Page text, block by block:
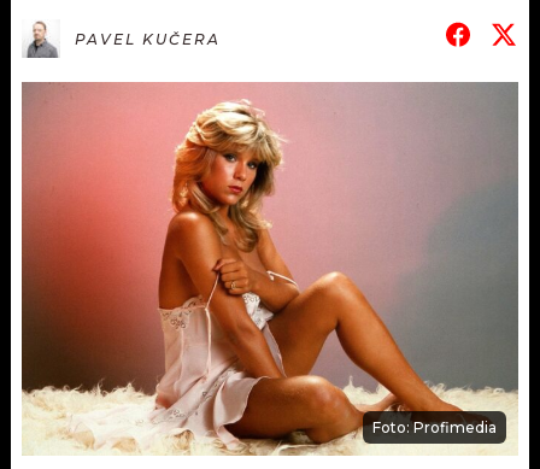
KALENDÁŘ
OSTATNÍ
PROGRAM
PAVEL KUČERA
Foto: Profimedia